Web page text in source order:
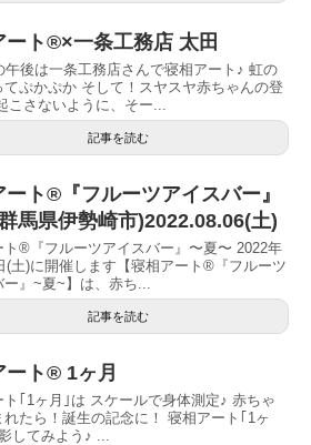
ート®︎×一条工務店 太田
午後は一条工務店さんで寝相アート♪ 虹の
てぷかぷか そして！スヤスヤ赤ちゃんの登
こさないように、そー...
記事を読む
ート®︎『フルーツアイスバー』
馬県伊勢崎市)2022.08.06(土)
ト®『フルーツアイスバー』〜夏〜 2022年
(土)に開催します【寝相アート®︎『フルーツ
』~夏~】は、赤ち...
記事を読む
ート® 1ヶ月
ト｢1ヶ月｣は スケールで身体測定♪ 赤ちゃ
れたら！誕生の記念に！ 寝相アート｢1ヶ
してみよう♪ ...